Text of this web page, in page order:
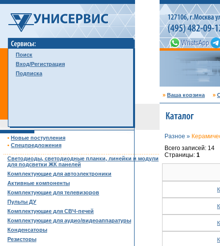
Поиск
Вход/Регистрация
Подписка
» Ваша корзина »
• Новые поступления
• Спецпредложения
Светодиоды, светодиодные планки, линейки и модули
для подсветки ЖК панелей
Комплектующие для автоэлектроники
Активные компоненты
Комплектующие для телевизоров
Пульты ДУ
Комплектующие для СВЧ-печей
Комплектующие для аудио/видеоаппаратуры
Конденсаторы
Резисторы
Разное »
Всего записей: 14
Страницы: 1